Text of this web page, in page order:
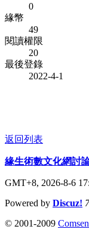
0
緣幣
49
閱讀權限
20
最後登錄
2022-4-1
返回列表
緣生術數文化網討
GMT+8, 2026-8-6
Powered by Discuz!
© 2001-2009